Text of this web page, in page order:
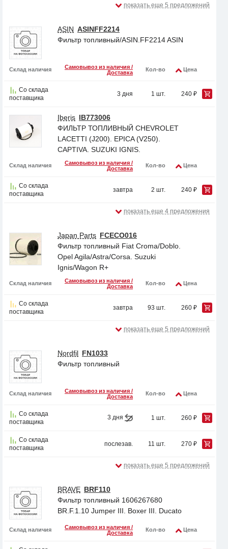
показать еще 5 предложений
ASIN ASINFF2214
Фильтр топливный/ASIN.FF2214 ASIN
Склад наличия
Самовывоз из наличия /
Доставка
Кол-во Цена
Со склада
поставщика
3 дня 1 шт. 240 ₽
Iberis IB773006
ФИЛЬТР ТОПЛИВНЫЙ CHEVROLET
LACETTI (J200). EPICA (V250).
CAPTIVA. SUZUKI IGNIS.
Склад наличия
Самовывоз из наличия /
Доставка
Кол-во Цена
Со склада
поставщика
завтра 2 шт. 240 ₽
показать еще 4 предложения
Japan Parts FCECO016
Фильтр топливный Fiat Croma/Doblo.
Opel Agila/Astra/Corsa. Suzuki
Ignis/Wagon R+
Склад наличия
Самовывоз из наличия /
Доставка
Кол-во Цена
Со склада
поставщика
завтра 93 шт. 260 ₽
показать еще 5 предложений
Nordfil FN1033
Фильтр топливный
Склад наличия
Самовывоз из наличия /
Доставка
Кол-во Цена
Со склада
поставщика
3 дня 1 шт. 260 ₽
Со склада
поставщика
послезав. 11 шт. 270 ₽
показать еще 5 предложений
BRAVE BRF110
Фильтр топливный 1606267680
BR.F.1.10 Jumper III. Boxer III. Ducato
Склад наличия
Самовывоз из наличия /
Доставка
Кол-во Цена